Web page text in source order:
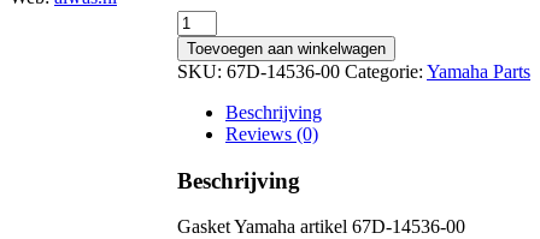
Gasket
quantity
Toevoegen aan winkelwagen
SKU: 67D-14536-00 Categorie: Yamaha Parts
Beschrijving
Reviews (0)
Beschrijving
Gasket Yamaha artikel 67D-14536-00